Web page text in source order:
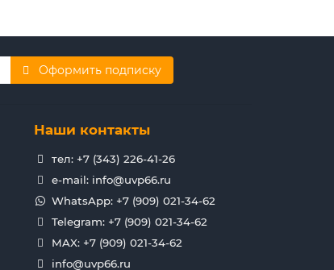
Оформить подписку
Наши контакты
тел: +7 (343) 226-41-26
e-mail: info@uvp66.ru
WhatsApp: +7 (909) 021-34-62
Telegram: +7 (909) 021-34-62
MAX: +7 (909) 021-34-62
info@uvp66.ru